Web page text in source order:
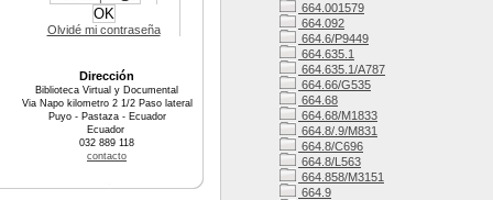
664.001579
664.092
664.6/P9449
664.635.1
664.635.1/A787
664.66/G535
664.68
664.68/M1833
664.8/.9/M831
664.8/C696
664.8/L563
664.858/M3151
664.9
Olvidé mi contraseña
Dirección
Biblioteca Virtual y Documental
Via Napo kilometro 2 1/2 Paso lateral
Puyo - Pastaza - Ecuador
Ecuador
032 889 118
contacto